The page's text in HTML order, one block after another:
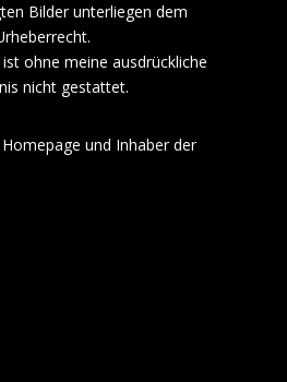
Bilder unterliegen dem
ohne meine ausdrückliche
nicht gestattet.
und Inhaber der